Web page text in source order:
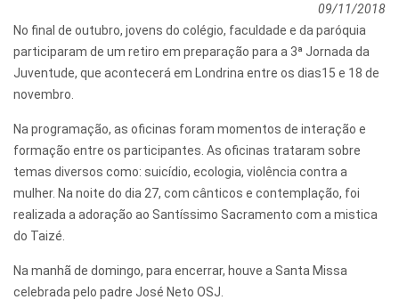
09/11/2018
No final de outubro, jovens do colégio, faculdade e da paróquia
participaram de um retiro em preparação para a 3ª Jornada da
Juventude, que acontecerá em Londrina entre os dias15 e 18 de
novembro.
Na programação, as oficinas foram momentos de interação e
formação entre os participantes. As oficinas trataram sobre
temas diversos como: suicídio, ecologia, violência contra a
mulher. Na noite do dia 27, com cânticos e contemplação, foi
realizada a adoração ao Santíssimo Sacramento com a mistica
do Taizé.
Na manhã de domingo, para encerrar, houve a Santa Missa
celebrada pelo padre José Neto OSJ.